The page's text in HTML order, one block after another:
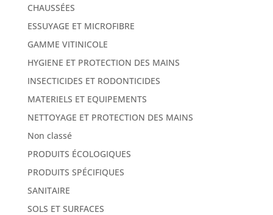
CHAUSSÉES
ESSUYAGE ET MICROFIBRE
GAMME VITINICOLE
HYGIENE ET PROTECTION DES MAINS
INSECTICIDES ET RODONTICIDES
MATERIELS ET EQUIPEMENTS
NETTOYAGE ET PROTECTION DES MAINS
Non classé
PRODUITS ÉCOLOGIQUES
PRODUITS SPÉCIFIQUES
SANITAIRE
SOLS ET SURFACES